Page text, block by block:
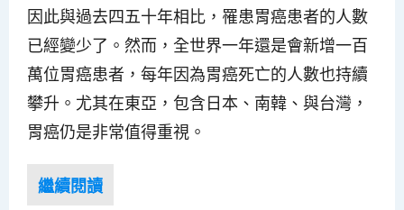
因此與過去四五十年相比，罹患胃癌患者的人數
已經變少了。然而，全世界一年還是會新增一百
萬位胃癌患者，每年因為胃癌死亡的人數也持續
攀升。尤其在東亞，包含日本、南韓、與台灣，
胃癌仍是非常值得重視。